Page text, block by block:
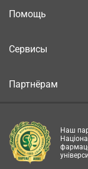
Помощь
Сервисы
Партнёрам
Наш